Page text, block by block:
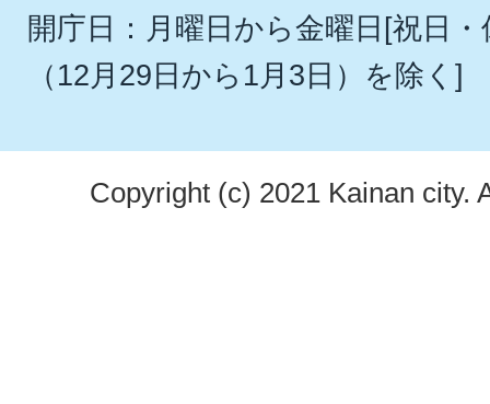
開庁日：月曜日から金曜日[祝日
（12月29日から1月3日）を除く]
Copyright (c) 2021 Kainan city.